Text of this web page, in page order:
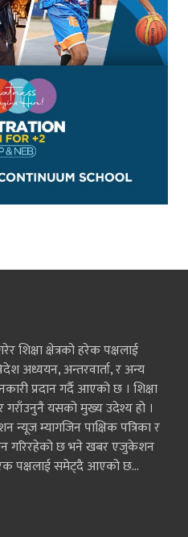
शिक्षा क्षेत्रको हरेक पक्षलाई
अध्ययन, अन्तरवार्ता, र अन्य
प्रदान गर्दै आएको छ । शिक्षा
गराँउनुनै यसको मुख्य उदेश्य हो ।
म्यागजिन पाक्षिक पत्रिका र
गरिरहेको छ भने खबर एजुकेशन
पक्षलाई समेट्दै आएको छ...